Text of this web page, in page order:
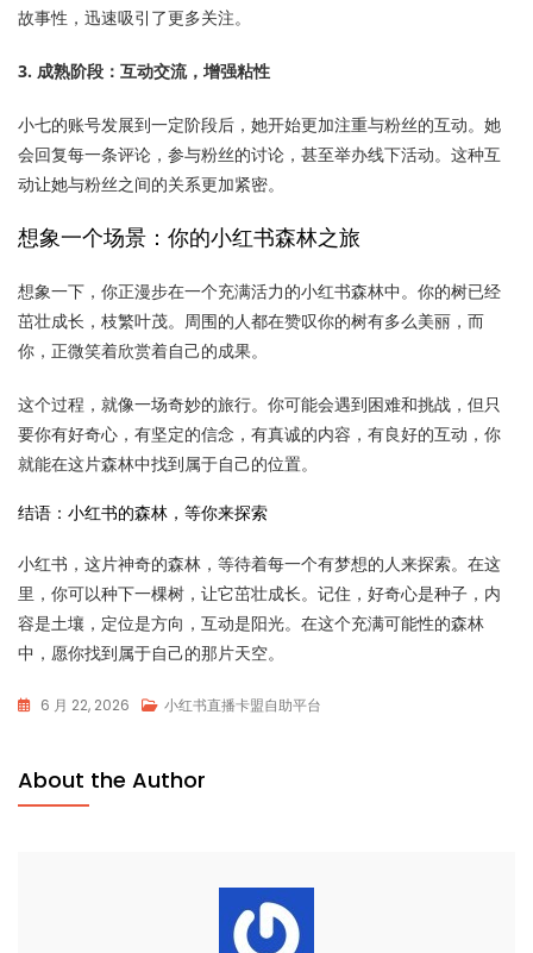
故事性，迅速吸引了更多关注。
3. 成熟阶段：互动交流，增强粘性
小七的账号发展到一定阶段后，她开始更加注重与粉丝的互动。她
会回复每一条评论，参与粉丝的讨论，甚至举办线下活动。这种互
动让她与粉丝之间的关系更加紧密。
想象一个场景：你的小红书森林之旅
想象一下，你正漫步在一个充满活力的小红书森林中。你的树已经
茁壮成长，枝繁叶茂。周围的人都在赞叹你的树有多么美丽，而
你，正微笑着欣赏着自己的成果。
这个过程，就像一场奇妙的旅行。你可能会遇到困难和挑战，但只
要你有好奇心，有坚定的信念，有真诚的内容，有良好的互动，你
就能在这片森林中找到属于自己的位置。
结语：小红书的森林，等你来探索
小红书，这片神奇的森林，等待着每一个有梦想的人来探索。在这
里，你可以种下一棵树，让它茁壮成长。记住，好奇心是种子，内
容是土壤，定位是方向，互动是阳光。在这个充满可能性的森林
中，愿你找到属于自己的那片天空。
6 月 22, 2026 小红书直播卡盟自助平台
About the Author